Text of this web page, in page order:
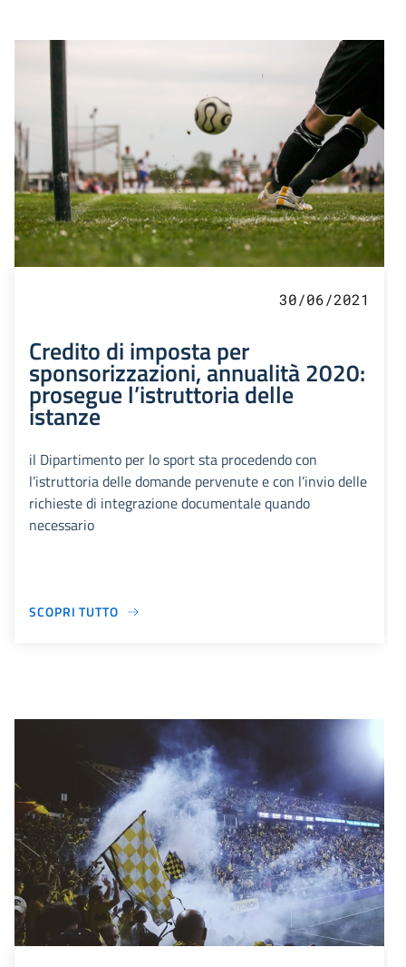
30/06/2021
Credito di imposta per
sponsorizzazioni, annualità 2020:
prosegue l’istruttoria delle
istanze
il Dipartimento per lo sport sta procedendo con
l’istruttoria delle domande pervenute e con l’invio delle
richieste di integrazione documentale quando
necessario
SCOPRI TUTTO